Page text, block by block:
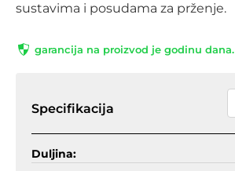
sustavima i posudama za prženje.
garancija na proizvod je godinu dana.
Specifikacija
Duljina: